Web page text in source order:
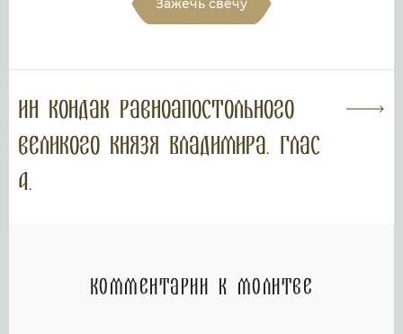
Ин кондак равноапостольного
великого князя Владимира. Глас
4.
Комментарии к молитве